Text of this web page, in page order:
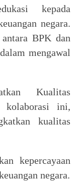
kepada
negara.
BPK dan
mengawal
Kualitas
kolaborasi ini,
kualitas
kepercayaan
negara.